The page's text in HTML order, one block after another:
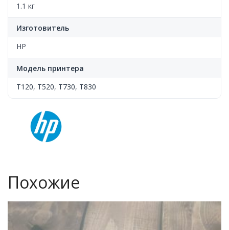
1.1 кг
Изготовитель
HP
Модель принтера
T120, T520, T730, T830
Похожие